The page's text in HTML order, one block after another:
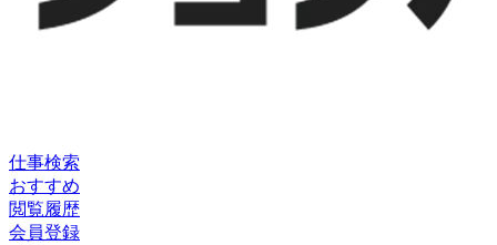
仕事検索
おすすめ
閲覧履歴
会員登録